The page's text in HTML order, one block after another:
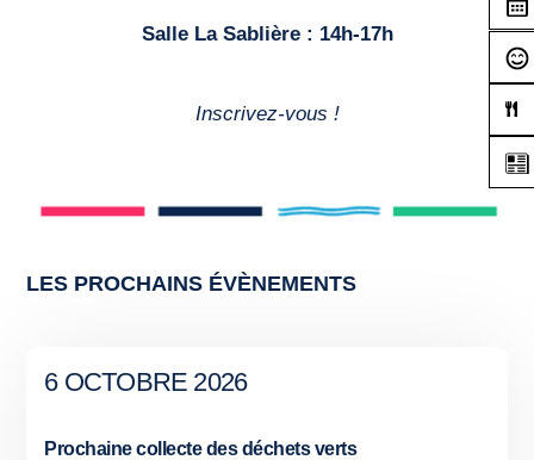
Salle La Sablière : 14h-17h
Inscrivez-vous !
LES PROCHAINS ÉVÈNEMENTS
6 OCTOBRE 2026
Prochaine collecte des déchets verts